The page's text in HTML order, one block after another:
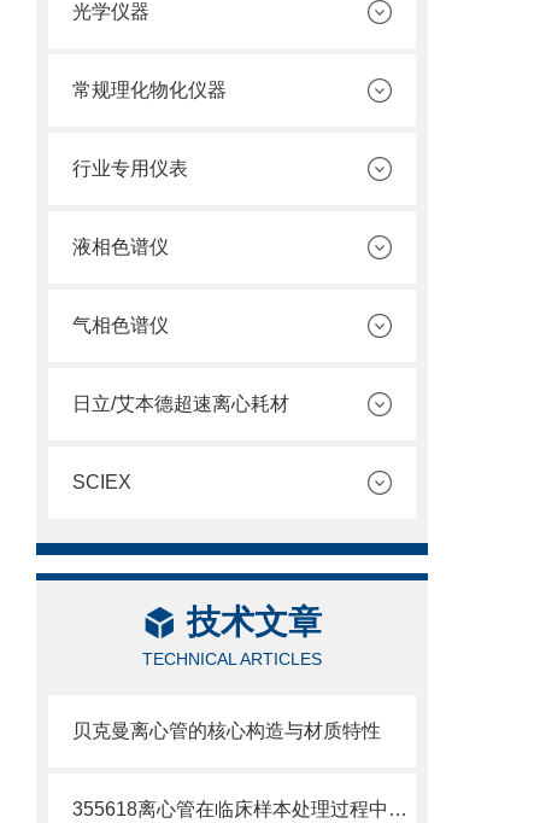
光学仪器
常规理化物化仪器
行业专用仪表
液相色谱仪
气相色谱仪
日立/艾本德超速离心耗材
SCIEX
技术文章
TECHNICAL ARTICLES
贝克曼离心管的核心构造与材质特性
355618离心管在临床样本处理过程中的作用